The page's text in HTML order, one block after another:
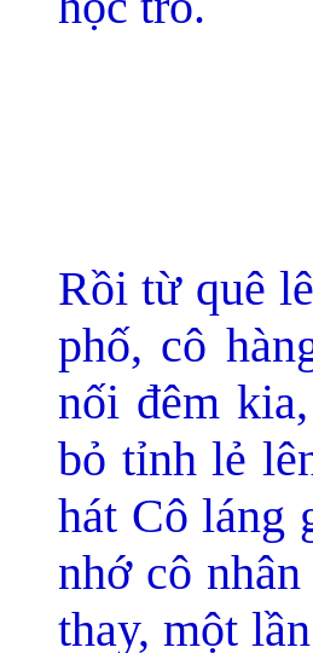
Rồi từ quê
phố, cô
nối đêm
bỏ tỉnh lẻ
hát Cô láng
nhớ cô
thay, một